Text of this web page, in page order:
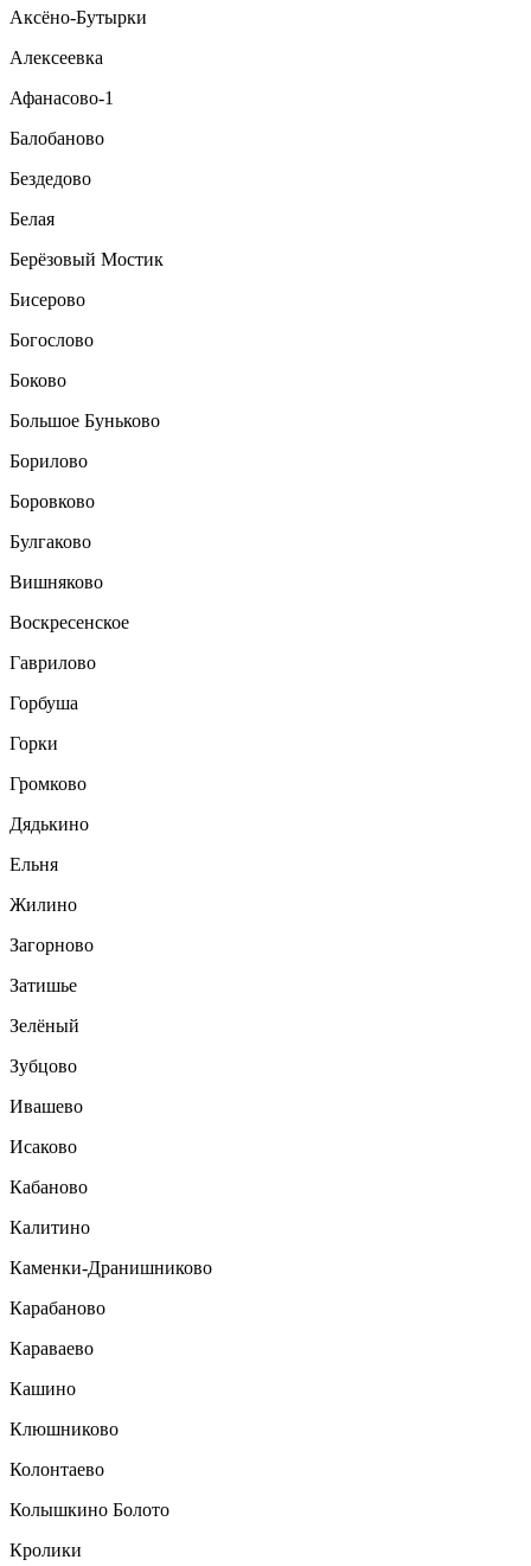
Аксёно-Бутырки
Алексеевка
Афанасово-1
Балобаново
Бездедово
Белая
Берёзовый Мостик
Бисерово
Богослово
Боково
Большое Буньково
Борилово
Боровково
Булгаково
Вишняково
Воскресенское
Гаврилово
Горбуша
Горки
Громково
Дядькино
Ельня
Жилино
Загорново
Затишье
Зелёный
Зубцово
Ивашево
Исаково
Кабаново
Калитино
Каменки-Дранишниково
Карабаново
Караваево
Кашино
Клюшниково
Колонтаево
Колышкино Болото
Кролики